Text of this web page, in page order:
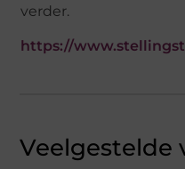
verder.
https://
Veelgestelde